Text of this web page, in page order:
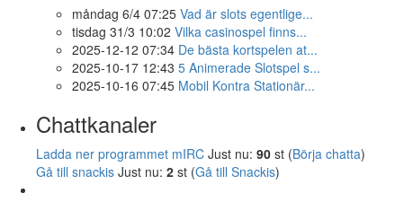
måndag 6/4 07:25 Vad är slots egentlige...
tisdag 31/3 10:02 Vilka casinospel finns...
2025-12-12 07:34 De bästa kortspelen at...
2025-10-17 12:43 5 Animerade Slotspel s...
2025-10-16 07:45 Mobil Kontra Stationär...
Chattkanaler
Ladda ner programmet mIRC Just nu: 90 st (Börja chatta)
Gå till snackis Just nu: 2 st (Gå till Snackis)